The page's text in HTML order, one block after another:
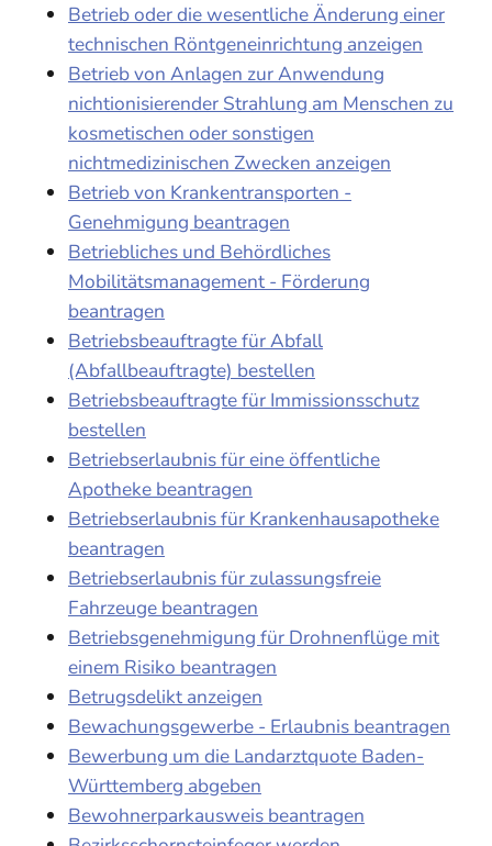
Betrieb oder die wesentliche Änderung einer
technischen Röntgeneinrichtung anzeigen
Betrieb von Anlagen zur Anwendung
nichtionisierender Strahlung am Menschen zu
kosmetischen oder sonstigen
nichtmedizinischen Zwecken anzeigen
Betrieb von Krankentransporten -
Genehmigung beantragen
Betriebliches und Behördliches
Mobilitätsmanagement - Förderung
beantragen
Betriebsbeauftragte für Abfall
(Abfallbeauftragte) bestellen
Betriebsbeauftragte für Immissionsschutz
bestellen
Betriebserlaubnis für eine öffentliche
Apotheke beantragen
Betriebserlaubnis für Krankenhausapotheke
beantragen
Betriebserlaubnis für zulassungsfreie
Fahrzeuge beantragen
Betriebsgenehmigung für Drohnenflüge mit
einem Risiko beantragen
Betrugsdelikt anzeigen
Bewachungsgewerbe - Erlaubnis beantragen
Bewerbung um die Landarztquote Baden-
Württemberg abgeben
Bewohnerparkausweis beantragen